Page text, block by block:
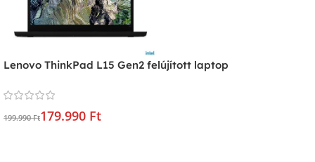
Lenovo ThinkPad L15 Gen2 felújított laptop
199.990 Ft179.990 Ft